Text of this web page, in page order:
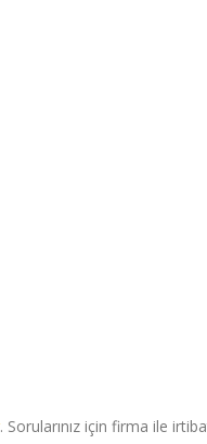
. Sorularınız için firma ile